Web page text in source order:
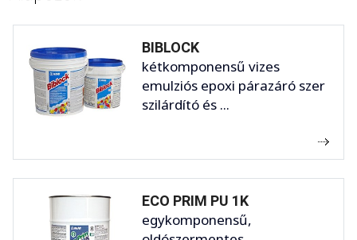
BIBLOCK
kétkomponensű vizes
emulziós epoxi párazáró szer
szilárdító és ...
ECO PRIM PU 1K
egykomponensű,